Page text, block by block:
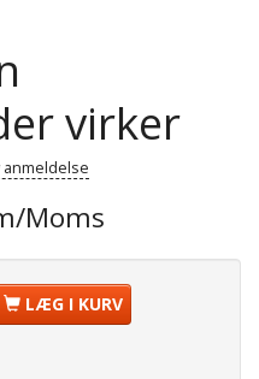
virker
anmeldelse
Moms
LÆG I KURV